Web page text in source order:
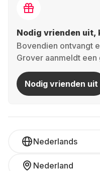
Nodig vrienden uit,
Bovendien ontvangt
Grover aanmeldt een
Nodig vrienden uit
Nederlands
Nederland